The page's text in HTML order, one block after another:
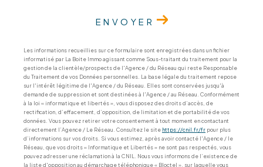
ENVOYER
Les informations recueillies sur ce formulaire sont enregistrées dans un fichier
informatisé par La Boite Immo agissant comme Sous-traitant du traitement pour la
gestion de la clientèle/prospects de l'Agence / du Réseau qui reste Responsable
du Traitement de vos Données personnelles. La base légale du traitement repose
sur l'intérêt légitime de l'Agence / du Réseau. Elles sont conservées jusqu'à
demande de suppression et sont destinées à l'Agence / au Réseau. Conformément
à la loi « informatique et libertés », vous disposez des droits d’accès, de
rectification, d’effacement, d’opposition, de limitation et de portabilité de vos
données. Vous pouvez retirer votre consentement à tout moment en contactant
directement l’Agence / Le Réseau. Consultez le site https://cnil.fr/fr pour plus
d’informations sur vos droits. Si vous estimez, après avoir contacté l'Agence / le
Réseau, que vos droits « Informatique et Libertés » ne sont pas respectés, vous
pouvez adresser une réclamation à la CNIL. Nous vous informons de l’existence de
la liste d'opposition au démarchage téléphonique « Bloctel », sur laquelle vous